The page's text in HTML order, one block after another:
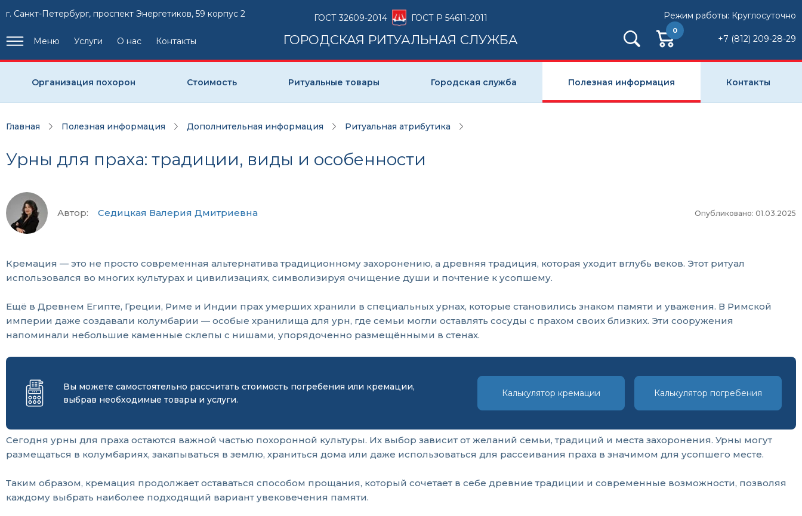
г. Санкт-Петербург, проспект Энергетиков, 59 корпус 2
Меню Услуги О нас Контакты
ГОСТ 32609-2014 ГОСТ Р 54611-2011
ГОРОДСКАЯ РИТУАЛЬНАЯ СЛУЖБА
Режим работы: Круглосуточно
0
+7 (812) 209-28-29
Организация похорон Стоимость Ритуальные товары Городская служба Полезная информация Контакты
Главная Полезная информация Дополнительная информация Ритуальная атрибутика
Урны для праха: традиции, виды и особенности
Автор: Седицкая Валерия Дмитриевна Опубликовано: 01.03.2025
Кремация — это не просто современная альтернатива традиционному захоронению, а древняя традиция, которая уходит вглубь веков. Этот ритуал
использовался во многих культурах и цивилизациях, символизируя очищение души и почтение к усопшему.
Ещё в Древнем Египте, Греции, Риме и Индии прах умерших хранили в специальных урнах, которые становились знаком памяти и уважения. В Римской
империи даже создавали колумбарии — особые хранилища для урн, где семьи могли оставлять сосуды с прахом своих близких. Эти сооружения
напоминали небольшие каменные склепы с нишами, упорядоченно размещёнными в стенах.
Вы можете самостоятельно рассчитать стоимость погребения или кремации,
выбрав необходимые товары и услуги.
Калькулятор кремации Калькулятор погребения
Сегодня урны для праха остаются важной частью похоронной культуры. Их выбор зависит от желаний семьи, традиций и места захоронения. Урны могут
размещаться в колумбариях, закапываться в землю, храниться дома или даже использоваться для рассеивания праха в значимом для усопшего месте.
Таким образом, кремация продолжает оставаться способом прощания, который сочетает в себе древние традиции и современные возможности, позволяя
каждому выбрать наиболее подходящий вариант увековечения памяти.